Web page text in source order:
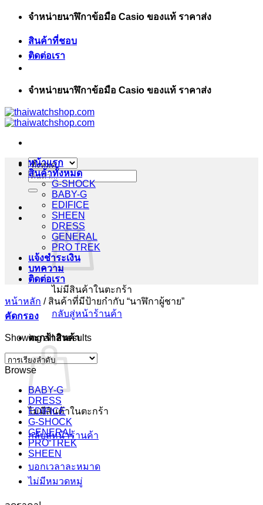
ข้าม
เนื้อหา
จำหน่ายนาฬิกาข้อมือ Casio ของแท้ ราคาส่ง
สินค้าที่ชอบ
ติดต่อเรา
จำหน่ายนาฬิกาข้อมือ Casio ของแท้ ราคาส่ง
ค้นหา:
ไม่มีสินค้าในตะกร้า
กลับสู่หน้าร้านค้า
ตะกร้าสินค้า
ไม่มีสินค้าในตะกร้า
กลับสู่หน้าร้านค้า
หน้าแรก
สินค้าทั้งหมด
G-SHOCK
BABY-G
EDIFICE
SHEEN
DRESS
GENERAL
PRO TREK
แจ้งชำระเงิน
บทความ
ติดต่อเรา
หน้าหลัก /สินค้าที่มีป้ายกำกับ “นาฬิกาผู้ชาย”
คัดกรอง
Showing all 2 results
Browse
BABY-G
DRESS
EDIFICE
G-SHOCK
GENERAL
PRO TREK
SHEEN
บอกเวลาละหมาด
ไม่มีหมวดหมู่